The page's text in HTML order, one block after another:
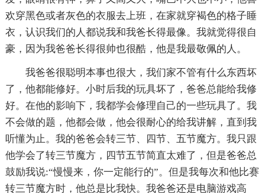
欢穿黑色或者灰色的衣服去上班，在家就穿褐色的格子睡
衣，认识我们的人都说我和我爸长得最像。我就觉得很自
豪，因为我爸爸长得很帅也很酷，他是我最敬佩的人。
我爸爸很聪明本事也很大，我们家不管有什么东西坏
了，他都能修好。小时后我的玩具坏了，爸爸总能给我修
好。在他的影响下，我都学会修理自己的一些玩具了。我
不会做的题，他都会做，他会很耐心的给我讲解，直到我
听懂为止。我的爸爸会转三节、四节、五节魔方。我只跟
他学会了转三节魔方，四节五节简直太难了，但是爸爸总
鼓励我说:“慢慢来，你一定能行的”。但是我每次和他比赛
转三节魔方时，他总是比我快。我爸爸还是电脑游戏高